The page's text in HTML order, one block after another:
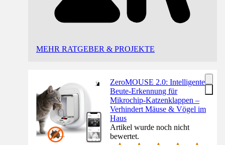
MEHR RATGEBER & PROJEKTE
ZeroMOUSE 2.0: Intelligente
Beute-Erkennung für
Mikrochip-Katzenklappen –
Verhindert Mäuse & Vögel im
Haus
Artikel wurde noch nicht
bewertet.